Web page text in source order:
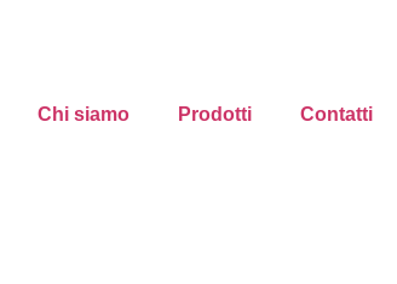
Chi siamo Prodotti Contatti